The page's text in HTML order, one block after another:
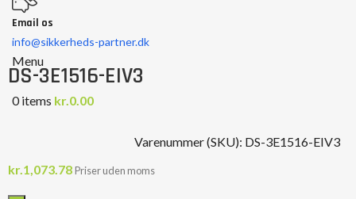
Email os
info@sikkerheds-partner.dk
Menu
0items kr.0.00
Click to enlarge
DS-3E1516-EIV3
Varenummer (SKU): DS-3E1516-EIV3
kr.1,073.78 Priser uden moms